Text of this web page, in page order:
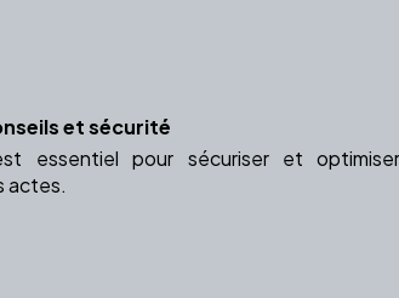
et sécurité
essentiel pour sécuriser et
actes.